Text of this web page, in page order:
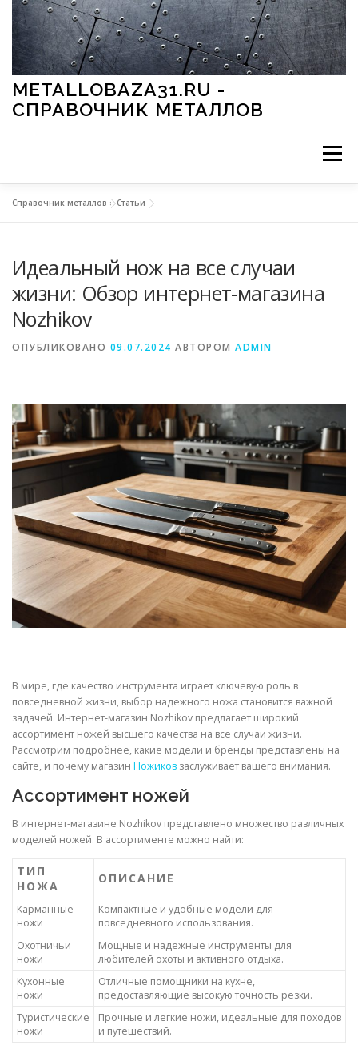
Перейти к содержимому
METALLOBAZA31.RU -
СПРАВОЧНИК МЕТАЛЛОВ
Меню
МЕТАЛЛЫ И ОКРУЖАЮЩАЯ СРЕДА
СТАТЬИ
Справочник металлов »Статьи
Идеальный нож на все случаи
жизни: Обзор интернет-магазина
Nozhikov
ОПУБЛИКОВАНО 09.07.2024 АВТОРОМ ADMIN
В мире, где качество инструмента играет ключевую роль в
повседневной жизни, выбор надежного ножа становится важной
задачей. Интернет-магазин Nozhikov предлагает широкий
ассортимент ножей высшего качества на все случаи жизни.
Рассмотрим подробнее, какие модели и бренды представлены на
сайте, и почему магазин Ножиков заслуживает вашего внимания.
Ассортимент ножей
В интернет-магазине Nozhikov представлено множество различных
моделей ножей. В ассортименте можно найти:
ТИП
НОЖА
ОПИСАНИЕ
Карманные
ножи
Компактные и удобные модели для
повседневного использования.
Охотничьи
ножи
Мощные и надежные инструменты для
любителей охоты и активного отдыха.
Кухонные
ножи
Отличные помощники на кухне,
предоставляющие высокую точность резки.
Туристические
ножи
Прочные и легкие ножи, идеальные для походов
и путешествий.